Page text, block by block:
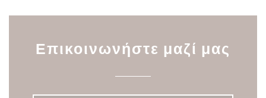
Επικοινωνήστε μαζί μας